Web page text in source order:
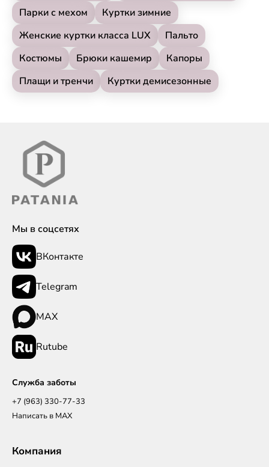
Парки с мехом
Куртки зимние
Женские куртки класса LUX
Пальто
Костюмы
Брюки кашемир
Капоры
Плащи и тренчи
Куртки демисезонные
Мы в соцсетях
ВКонтакте
Telegram
MAX
Rutube
Служба заботы
+7 (963) 330-77-33
Написать в MAX
Компания